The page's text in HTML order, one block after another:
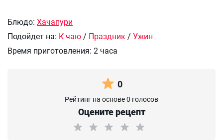
Блюдо: Хачапури
Подойдет на: К чаю / Праздник / Ужин
Время приготовления: 2 часа
0
Рейтинг на основе 0 голосов
Оцените рецепт